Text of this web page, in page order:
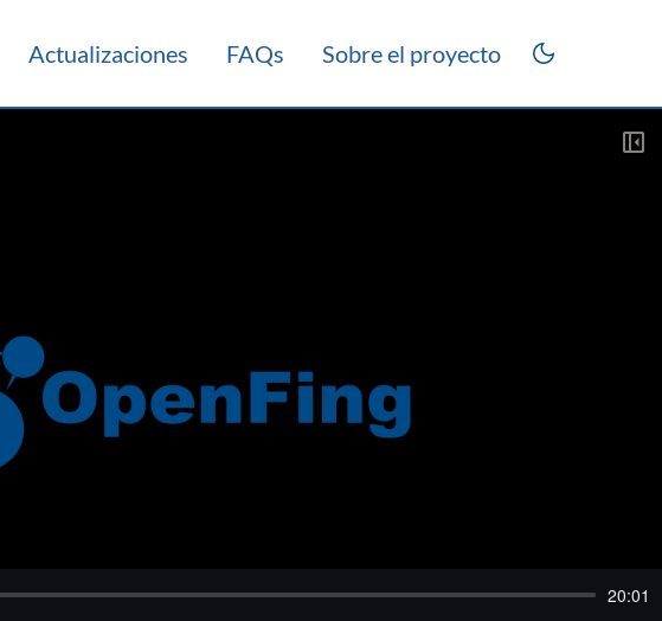
Actualizaciones FAQs Sobre el proyecto